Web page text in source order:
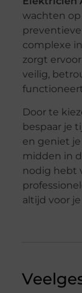
wachten
complexe
zorgt
veilig,
Door te
bespaar je
en geniet
midden in
nodig hebt
altijd voor je